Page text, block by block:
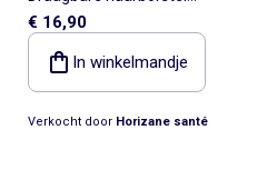
houten pennen beuken
€ 16,90
In winkelmandje
Verkocht door Horizane santé